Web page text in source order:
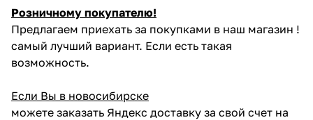
Розничному покупателю!
Предлагаем приехать за покупками в наш магазин !
самый лучший вариант. Если есть такая
возможность.
Если Вы в новосибирске
можете заказать Яндекс доставку за свой счет на